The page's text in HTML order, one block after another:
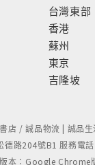
台灣東部
香港
蘇州
東京
吉隆坡
店 / 誠品物流 | 誠品
德路204號B1 服務電
本：Google